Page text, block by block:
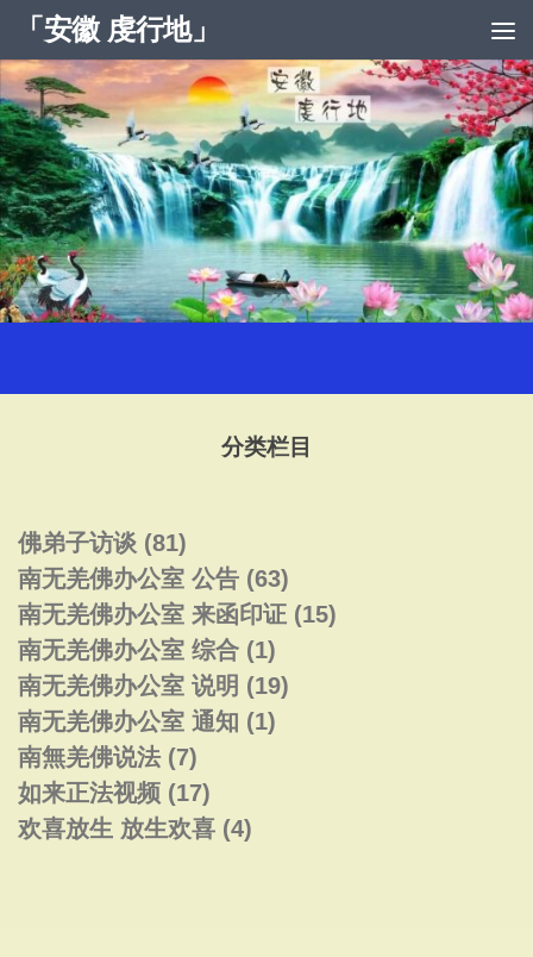
跳至内容
「安徽 虔行地」
分类栏目
佛弟子访谈 (81)
南无羌佛办公室 公告 (63)
南无羌佛办公室 来函印证 (15)
南无羌佛办公室 综合 (1)
南无羌佛办公室 说明 (19)
南无羌佛办公室 通知 (1)
南無羌佛说法 (7)
如来正法视频 (17)
欢喜放生 放生欢喜 (4)